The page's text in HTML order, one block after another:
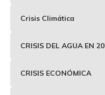
Crisis Climática
CRISIS DEL AGUA EN
CRISIS ECONÓMICA